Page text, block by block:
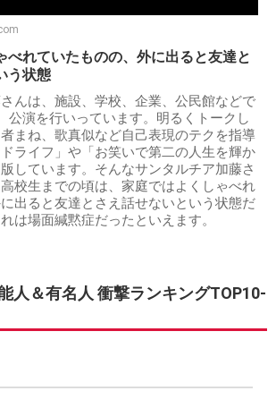
べれていたものの、外に出ると友達と
う状態
んは、施設、学校、企業、公民館などで
公演を行いっています。明るくトークし
まね、歌真似など自己表現のテクを指導
ライフ」や「お笑いで第二の人生を輝か
しています。そんなサンタルチア加藤さ
校生までの頃は、家庭ではよくしゃべれ
出ると友達とさえ話せないという状態だ
は場面緘黙症だったといえます。
人＆有名人 衝撃ランキングTOP10-